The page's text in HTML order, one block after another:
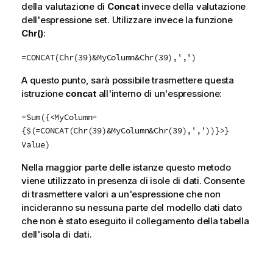
della valutazione di Concatinvece della valutazione
dell'espressione set. Utilizzare invece la funzione
Chr():
=CONCAT(Chr(39)&MyColumn&Chr(39),',')
A questo punto, sarà possibile trasmettere questa
istruzione concatall'interno di un'espressione:
=Sum({<MyColumn=
{$(=CONCAT(Chr(39)&MyColumn&Chr(39),','))}>}
Value)
Nella maggior parte delle istanze questo metodo
viene utilizzato in presenza di isole di dati. Consente
di trasmettere valori a un'espressione che non
incideranno su nessuna parte del modello dati dato
che non è stato eseguito il collegamento della tabella
dell'isola di dati.